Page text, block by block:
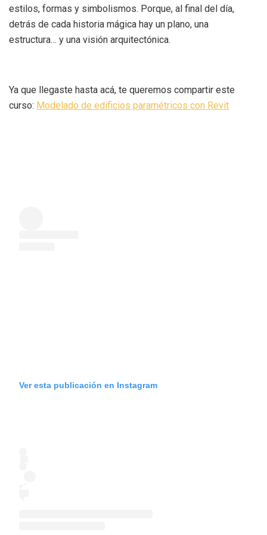
estilos, formas y simbolismos. Porque, al final del día,
detrás de cada historia mágica hay un plano, una
estructura… y una visión arquitectónica.
Ya que llegaste hasta acá, te queremos compartir este
curso: Modelado de edificios paramétricos con Revit
Ver esta publicación en Instagram